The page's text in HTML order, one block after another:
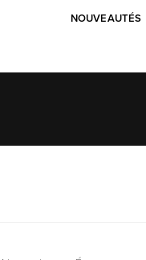
NOUVEAUTÉS